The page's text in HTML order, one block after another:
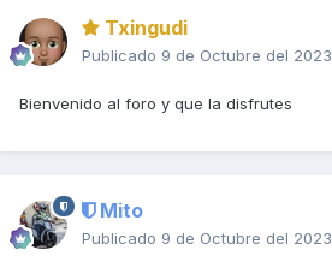
Txingudi
Publicado 9 de Octubre del 2023
Bienvenido al foro y que la disfrutes
Mito
Publicado 9 de Octubre del 2023